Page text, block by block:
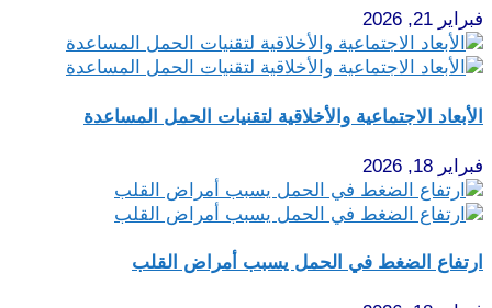
فبراير 21, 2026
الأبعاد الاجتماعية والأخلاقية لتقنيات الحمل المساعدة
فبراير 18, 2026
ارتفاع الضغط في الحمل يسبب أمراض القلب